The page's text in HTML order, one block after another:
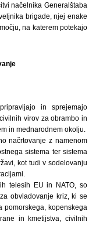
načelnika Generalštaba
brigade, njej enake
na katerem potekajo
in sprejemajo
virov za obrambo in
in mednarodnem okolju.
načrtovanje z namenom
sistema ter sistema
kot tudi v sodelovanju
telesih EU in NATO, so
obvladovanje kriz, ki se
pomorskega, kopenskega
in kmetijstva, civilnih